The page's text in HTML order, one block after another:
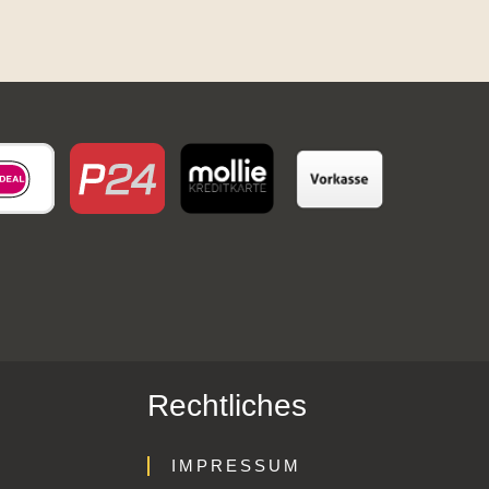
Rechtliches
IMPRESSUM